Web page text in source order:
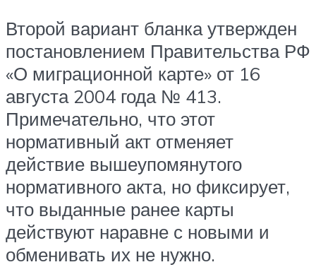
Второй вариант бланка утвержден
постановлением Правительства РФ
«О миграционной карте» от 16
августа 2004 года № 413.
Примечательно, что этот
нормативный акт отменяет
действие вышеупомянутого
нормативного акта, но фиксирует,
что выданные ранее карты
действуют наравне с новыми и
обменивать их не нужно.